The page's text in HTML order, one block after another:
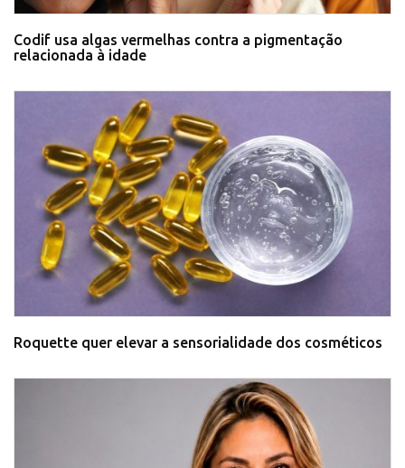
Codif usa algas vermelhas contra a pigmentação
relacionada à idade
Roquette quer elevar a sensorialidade dos cosméticos